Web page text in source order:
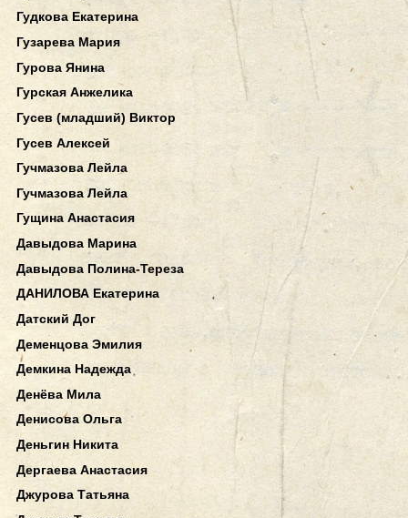
Гудкова Екатерина
Гузарева Мария
Гурова Янина
Гурская Анжелика
Гусев (младший) Виктор
Гусев Алексей
Гучмазова Лейла
Гучмазова Лейла
Гущина Анастасия
Давыдова Марина
Давыдова Полина-Тереза
ДАНИЛОВА Екатерина
Датский Дог
Деменцова Эмилия
Демкина Надежда
Денёва Мила
Денисова Ольга
Деньгин Никита
Дергаева Анастасия
Джурова Татьяна